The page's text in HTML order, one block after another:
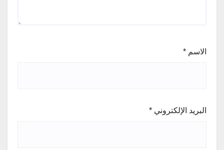
الاسم *
البريد الإلكتروني *